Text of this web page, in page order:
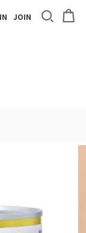
JOIN